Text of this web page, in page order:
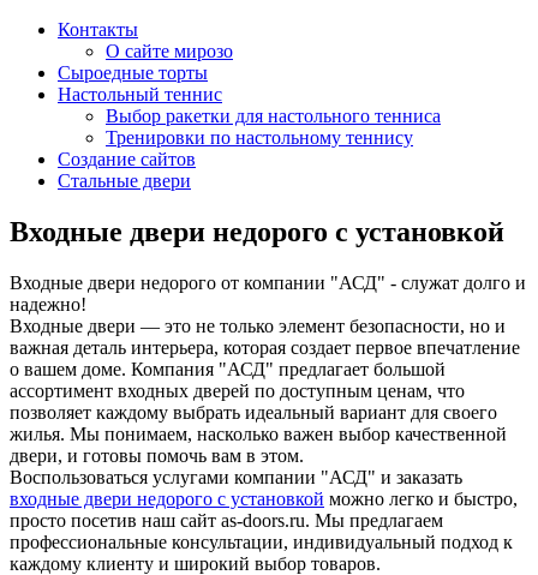
Контакты
О сайте мирозо
Сыроедные торты
Настольный теннис
Выбор ракетки для настольного тенниса
Тренировки по настольному теннису
Создание сайтов
Стальные двери
Входные двери недорого с установкой
Входные двери недорого от компании "АСД" - служат долго и
надежно!
Входные двери — это не только элемент безопасности, но и
важная деталь интерьера, которая создает первое впечатление
о вашем доме. Компания "АСД" предлагает большой
ассортимент входных дверей по доступным ценам, что
позволяет каждому выбрать идеальный вариант для своего
жилья. Мы понимаем, насколько важен выбор качественной
двери, и готовы помочь вам в этом.
Воспользоваться услугами компании "АСД" и заказать
входные двери недорого с установкой можно легко и быстро,
просто посетив наш сайт as-doors.ru. Мы предлагаем
профессиональные консультации, индивидуальный подход к
каждому клиенту и широкий выбор товаров.